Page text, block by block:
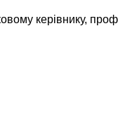
керівнику,